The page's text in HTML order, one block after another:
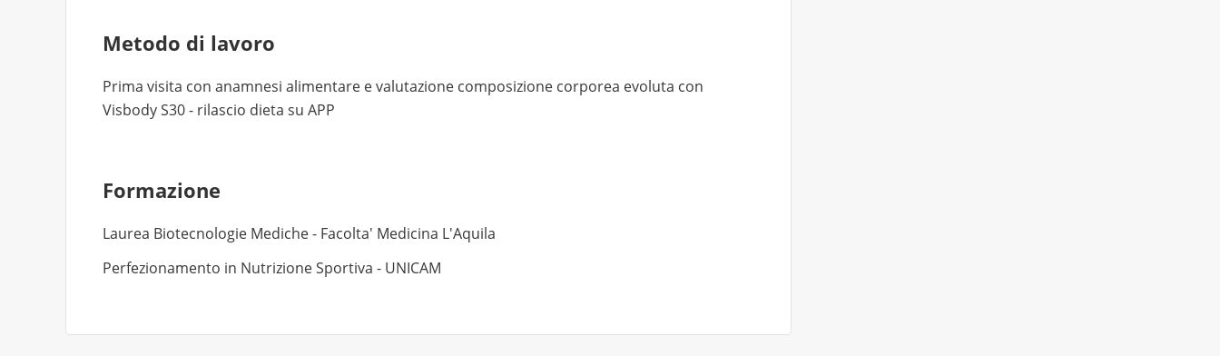
Metodo di lavoro
Prima visita con anamnesi alimentare e valutazione composizione corporea evoluta con
Visbody S30 - rilascio dieta su APP
Formazione
Laurea Biotecnologie Mediche - Facolta' Medicina L'Aquila
Perfezionamento in Nutrizione Sportiva - UNICAM